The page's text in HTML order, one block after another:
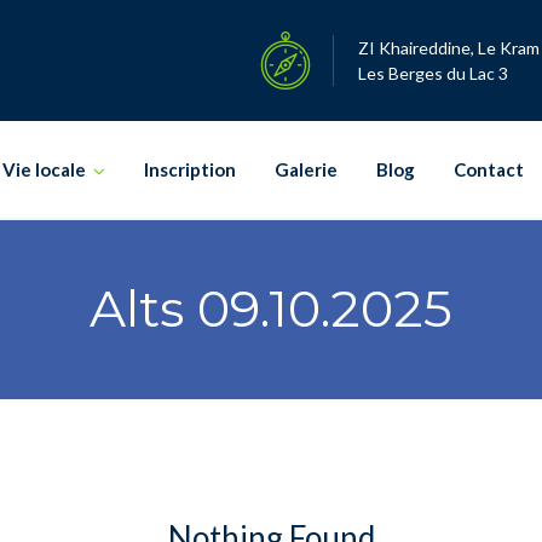
ZI Khaireddine, Le Kram
Les Berges du Lac 3
Vie locale Inscription Galerie Blog Contact
Alts 09.10.2025